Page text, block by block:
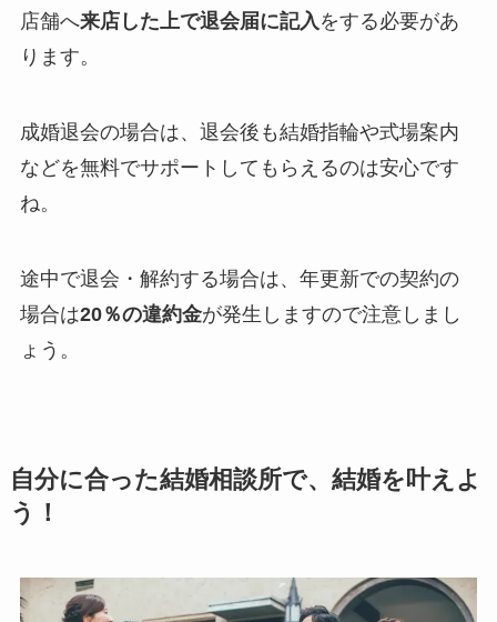
店舗へ来店した上で退会届に記入をする必要があ
ります。
成婚退会の場合は、退会後も結婚指輪や式場案内
などを無料でサポートしてもらえるのは安心です
ね。
途中で退会・解約する場合は、年更新での契約の
場合は20％の違約金が発生しますので注意しまし
ょう。
自分に合った結婚相談所で、結婚を叶えよ
う！